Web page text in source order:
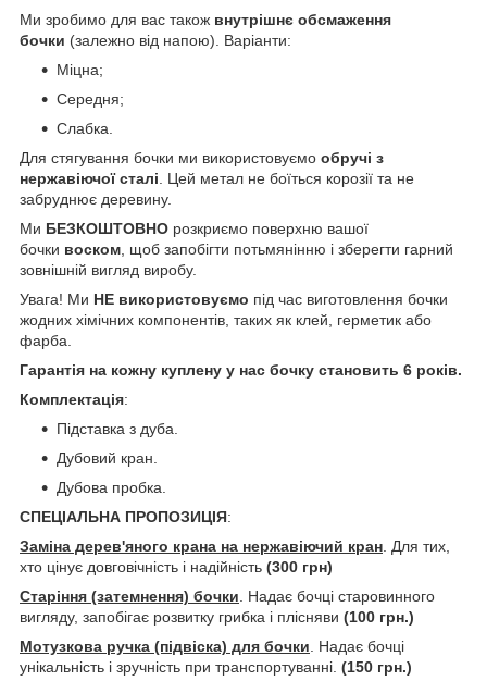
Ми зробимо для вас також внутрішнє обсмаження
бочки (залежно від напою). Варіанти:
Міцна;
Середня;
Слабка.
Для стягування бочки ми використовуємо обручі з
нержавіючої сталі . Цей метал не боїться корозії та не
забруднює деревину.
Ми БЕЗКОШТОВНО розкриємо поверхню вашої
бочки воском , щоб запобігти потьмянінню і зберегти гарний
зовнішній вигляд виробу.
Увага! Ми НЕ використовуємо під час виготовлення бочки
жодних хімічних компонентів, таких як клей, герметик або
фарба.
Гарантія на кожну куплену у нас бочку становить 6 років.
Комплектація:
Підставка з дуба.
Дубовий кран.
Дубова пробка.
СПЕЦІАЛЬНА ПРОПОЗИЦІЯ:
Заміна дерев'яного крана на нержавіючий кран . Для тих,
хто цінує довговічність і надійність (300 грн)
Старіння (затемнення) бочки . Надає бочці старовинного
вигляду, запобігає розвитку грибка і плісняви (100 грн.)
Мотузкова ручка (підвіска) для бочки . Надає бочці
унікальність і зручність при транспортуванні. (150 грн.)